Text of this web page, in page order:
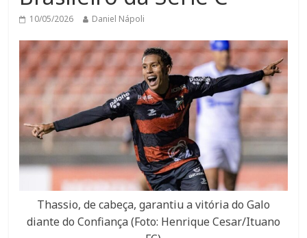
10/05/2026 Daniel Nápoli
Thassio, de cabeça, garantiu a vitória do Galo
diante do Confiança (Foto: Henrique Cesar/Ituano